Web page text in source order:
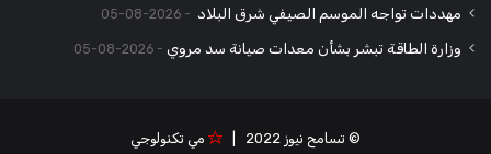
مهددات تواجه الموسم الصيفي شرق البلاد 2026-08-05
وزارة الطاقة تبشر بشأن معدات صيانة سد مروي 2026-08-05
© تسامح نيوز 2022 | مي تكنولوجي